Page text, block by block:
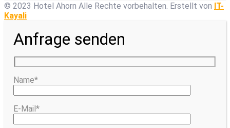
© 2023 Hotel Ahorn Alle Rechte vorbehalten. Erstellt von IT-
Kayali
Anfrage senden
Name*
E-Mail*